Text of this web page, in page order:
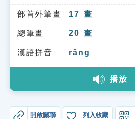
知識索引
單字索引
生命大百科索引
教學應用
部首外筆畫 17 畫
總筆畫 20 畫
漢語拼音 rǎng
播放
開啟關聯 列入收藏